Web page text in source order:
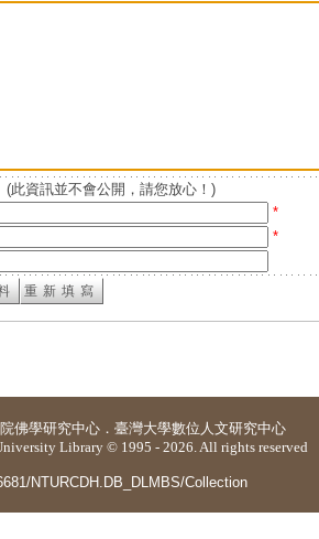
此資訊並不會公開，請您放心！)
*
*
佛學研究中心 ． 臺灣大學數位人文研究中心
Library © 1995 - 2026. All rights reserved
NTURCDH.DB_DLMBS/Collection